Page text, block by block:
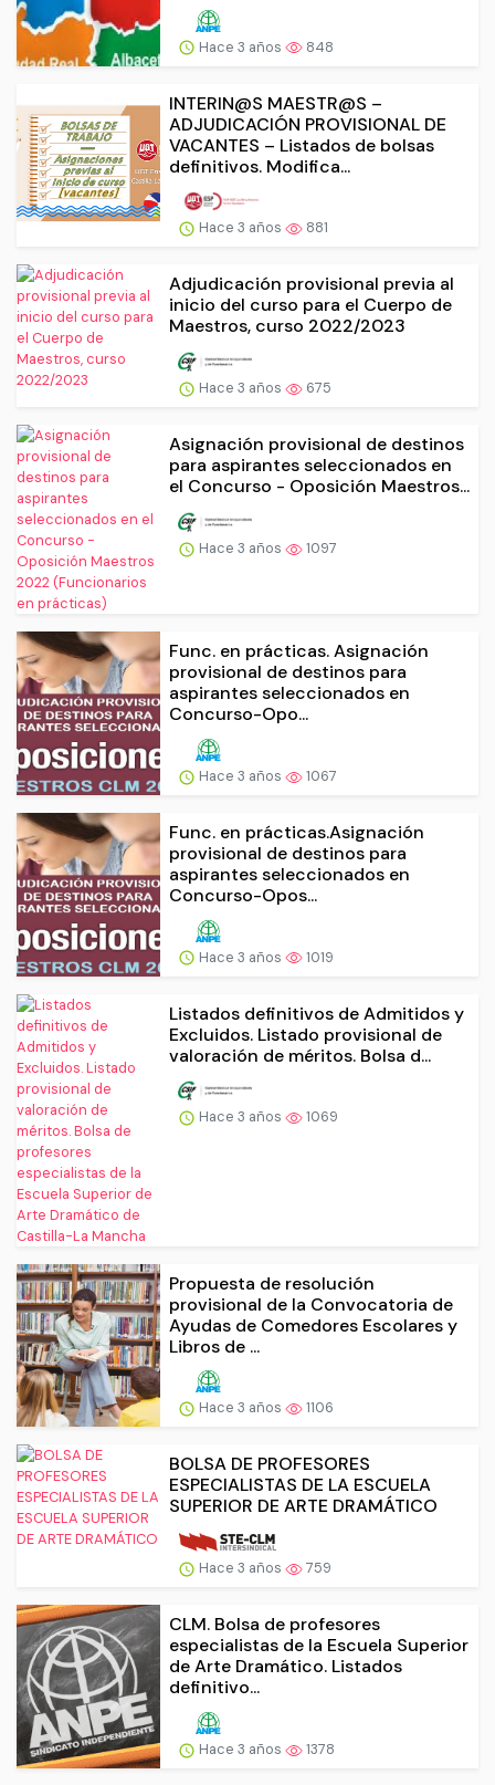
Hace 3 años 848
INTERIN@S MAESTR@S –
ADJUDICACIÓN PROVISIONAL DE
VACANTES – Listados de bolsas
definitivos. Modifica...
Hace 3 años 881
Adjudicación provisional previa al
inicio del curso para el Cuerpo de
Maestros, curso 2022/2023
Hace 3 años 675
Asignación provisional de destinos
para aspirantes seleccionados en
el Concurso - Oposición Maestros...
Hace 3 años 1097
Func. en prácticas. Asignación
provisional de destinos para
aspirantes seleccionados en
Concurso-Opo...
Hace 3 años 1067
Func. en prácticas.Asignación
provisional de destinos para
aspirantes seleccionados en
Concurso-Opos...
Hace 3 años 1019
Listados definitivos de Admitidos y
Excluidos. Listado provisional de
valoración de méritos. Bolsa d...
Hace 3 años 1069
Propuesta de resolución
provisional de la Convocatoria de
Ayudas de Comedores Escolares y
Libros de ...
Hace 3 años 1106
BOLSA DE PROFESORES
ESPECIALISTAS DE LA ESCUELA
SUPERIOR DE ARTE DRAMÁTICO
Hace 3 años 759
CLM. Bolsa de profesores
especialistas de la Escuela Superior
de Arte Dramático. Listados
definitivo...
Hace 3 años 1378